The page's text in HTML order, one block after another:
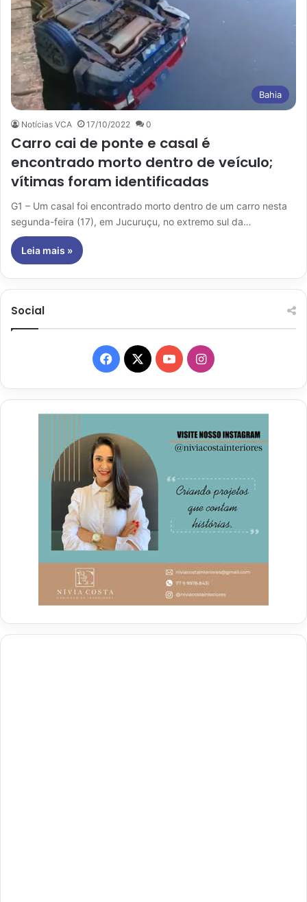
Bahia
Notícias VCA 17/10/2022 0
Carro cai de ponte e casal é
encontrado morto dentro de veículo;
vítimas foram identificadas
G1 – Um casal foi encontrado morto dentro de um carro nesta
segunda-feira (17), em Jucuruçu, no extremo sul da…
Leia mais »
Social
Facebook
X YouTubeInstagram